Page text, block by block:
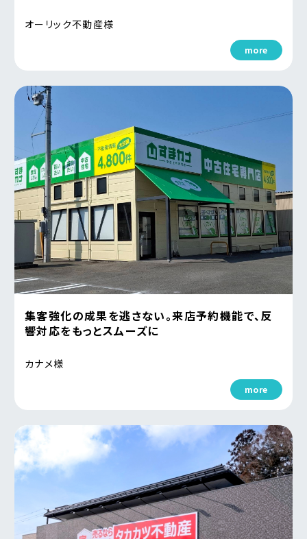
オーリック不動産様
more
集客強化の成果を逃さない。来店予約機能で、反
響対応をもっとスムーズに
カナメ様
more